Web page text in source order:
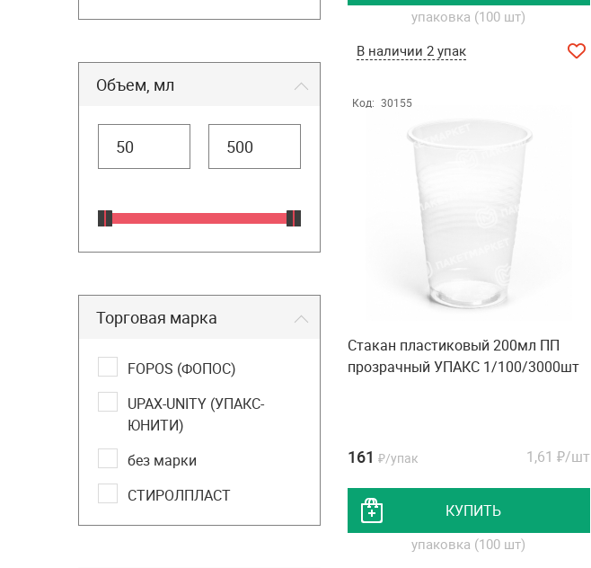
Объем, мл
Торговая марка
FOPOS (ФОПОС)
UPAX-UNITY (УПАКС-
ЮНИТИ)
без марки
СТИРОЛПЛАСТ
упаковка (100 шт)
В наличии 2 упак
Код: 30155
Стакан пластиковый 200мл ПП
прозрачный УПАКС 1/100/3000шт
161 ₽/упак 1,61 ₽/шт
КУПИТЬ
упаковка (100 шт)